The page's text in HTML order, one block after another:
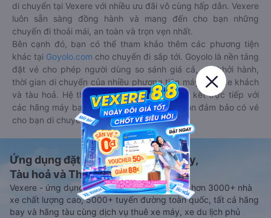
di chuyển tại Vexere với nhiều ưu đãi vô cùng hấp dẫn. Vexere
luôn sẵn sàng đồng hành và mang đến cho bạn những
chuyến đi thoải mái, an toàn và trọn vẹn nhất.
Bên cạnh đó, bạn có thể tham khảo thêm các phương tiện
khác tại Goyolo.com cho chuyến đi sắp tới. Goyolo là nền tảng
đặt vé cho phép người dùng so sánh giá cả, giờ khởi hành,
thời gian di chuyển của nhiều phương tiện máy bay, xe khách
và tàu hoả. Hệ thống của Goyolo được liên kết trực tiếp với
các hãng máy bay, xe khách và tàu hoả, luôn đảm bảo có vé
cho bạn di chuyển.
Ứng dụng đặt vé Xe khách, Máy bay,
Tàu hoả và Thuê xe
Vexere - ứng dụng đặt vé đa phương tiện với hơn 3000+ nhà
xe chất lượng cao, 5000+ tuyến đường toàn quốc, tất cả hãng
bay và hãng tàu cùng dịch vụ thuê xe máy, xe du lịch phủ